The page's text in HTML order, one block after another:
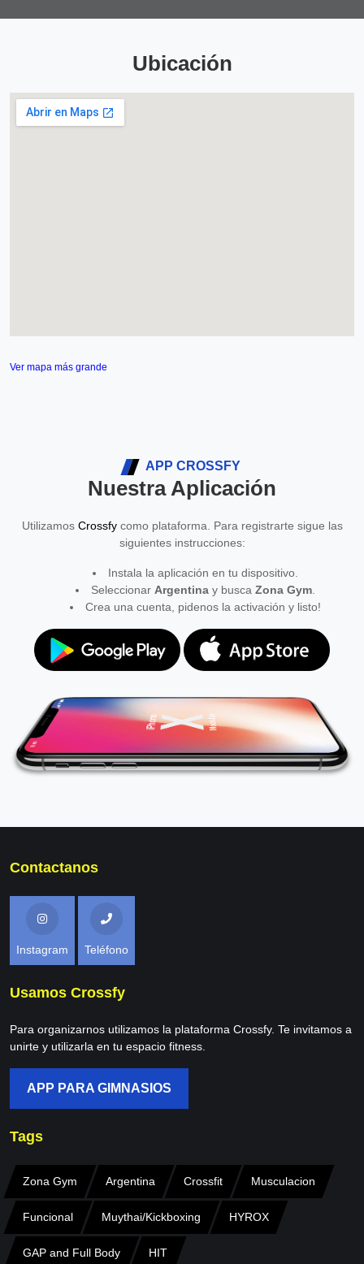
Ubicación
Ver mapa más grande
APP CROSSFY
Nuestra Aplicación
Utilizamos Crossfycomo plataforma. Para registrarte sigue las
siguientes instrucciones:
Instala la aplicación en tu dispositivo.
Seleccionar Argentinay busca Zona Gym.
Crea una cuenta, pidenos la activación y listo!
Contactanos
Instagram Teléfono
Usamos Crossfy
Para organizarnos utilizamos la plataforma Crossfy. Te invitamos a
unirte y utilizarla en tu espacio fitness.
APP PARA GIMNASIOS
Tags
Zona Gym Argentina Crossfit Musculacion
Funcional Muythai/Kickboxing HYROX
GAP and Full Body HIT